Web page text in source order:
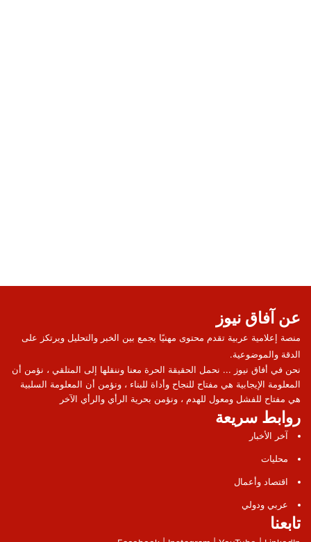
عن آفاق نيوز
منصة إعلامية عربية تقدم محتوى مهنيًا يجمع بين الخبر والتحليل ويرتكز على
الدقة والموضوعية.
نحن في أفاق نيوز ... نحمل الحقيقة الحرة معنا وننقلها إلى المتلقي ، نؤمن أن
المعلومة الإيجابية هي مفتاح للنجاح وأداة للبناء ، ونؤمن أن المعلومة السلبية
هي مفتاح للفشل ومعول للهدم ، ونؤمن بحرية الرأي والرأي الآخر
روابط سريعة
آخر الأخبار
محليات
اقتصاد وأعمال
عربي ودولي
تابعنا